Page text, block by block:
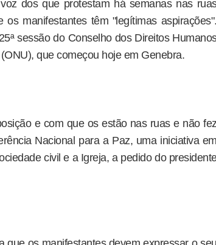
dos que protestam há semanas nas
manifestantes têm "legítimas aspirações".
sessão do Conselho dos Direitos
que começou hoje em Genebra.
e com que os estão nas ruas e não fez
Nacional para a Paz, uma iniciativa em
civil e a Igreja, a pedido do